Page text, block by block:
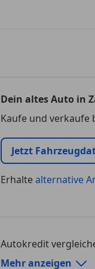
Dein altes Auto in
Kaufe und verkaufe
Jetzt
Erhaltealternative
Autokredit
Autokredit-Rechner
Mehr anzeigen